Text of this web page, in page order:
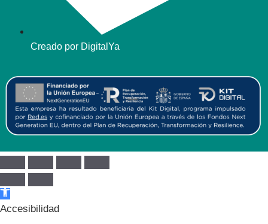
Creado por DigitalYa
Abrir barra de herramientas
Accesibilidad